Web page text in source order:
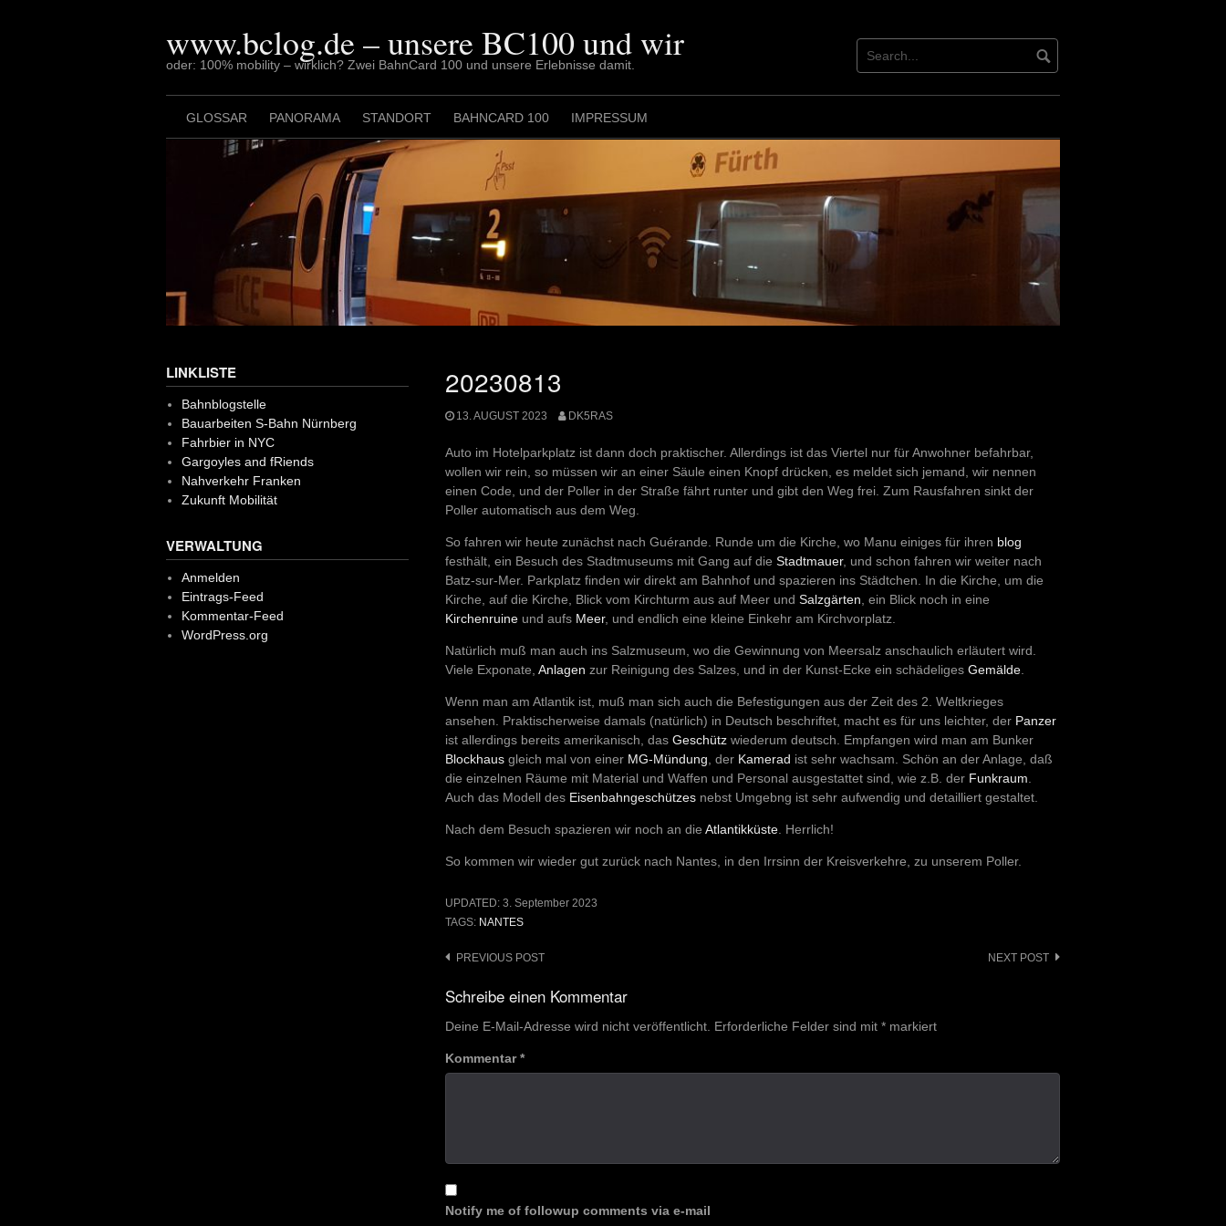
www.bclog.de – unsere BC100 und wir
oder: 100% mobility – wirklich? Zwei BahnCard 100 und unsere Erlebnisse damit.
GLOSSAR PANORAMA STANDORT BAHNCARD 100 IMPRESSUM
20230813
13. AUGUST 2023 DK5RAS
Auto im Hotelparkplatz ist dann doch praktischer. Allerdings ist das Viertel nur für Anwohner befahrbar,
wollen wir rein, so müssen wir an einer Säule einen Knopf drücken, es meldet sich jemand, wir nennen
einen Code, und der Poller in der Straße fährt runter und gibt den Weg frei. Zum Rausfahren sinkt der
Poller automatisch aus dem Weg.
So fahren wir heute zunächst nach Guérande. Runde um die Kirche, wo Manu einiges für ihren blog
festhält, ein Besuch des Stadtmuseums mit Gang auf die Stadtmauer, und schon fahren wir weiter nach
Batz-sur-Mer. Parkplatz finden wir direkt am Bahnhof und spazieren ins Städtchen. In die Kirche, um die
Kirche, auf die Kirche, Blick vom Kirchturm aus auf Meer und Salzgärten , ein Blick noch in eine
Kirchenruine und aufs Meer, und endlich eine kleine Einkehr am Kirchvorplatz.
Natürlich muß man auch ins Salzmuseum, wo die Gewinnung von Meersalz anschaulich erläutert wird.
Viele Exponate, Anlagen zur Reinigung des Salzes, und in der Kunst-Ecke ein schädeliges Gemälde
Wenn man am Atlantik ist, muß man sich auch die Befestigungen aus der Zeit des 2. Weltkrieges
ansehen. Praktischerweise damals (natürlich) in Deutsch beschriftet, macht es für uns leichter, der Panzer
ist allerdings bereits amerikanisch, das Geschütz wiederum deutsch. Empfangen wird man am Bunker
Blockhaus gleich mal von einer MG-Mündung , der Kamerad ist sehr wachsam. Schön an der Anlage, daß
die einzelnen Räume mit Material und Waffen und Personal ausgestattet sind, wie z.B. der Funkraum
Auch das Modell des Eisenbahngeschützes nebst Umgebng ist sehr aufwendig und detailliert gestaltet.
Nach dem Besuch spazieren wir noch an die Atlantikküste . Herrlich!
So kommen wir wieder gut zurück nach Nantes, in den Irrsinn der Kreisverkehre, zu unserem Poller.
UPDATED: 3. September 2023
TAGS: NANTES
Post
navigation
PREVIOUS POST NEXT POST
Schreibe einen Kommentar
Deine E-Mail-Adresse wird nicht veröffentlicht. Erforderliche Felder sind mit * markiert
Kommentar*
Notify me of followup comments via e-mail
LINKLISTE
Bahnblogstelle
Bauarbeiten S-Bahn Nürnberg
Fahrbier in NYC
Gargoyles and fRiends
Nahverkehr Franken
Zukunft Mobilität
VERWALTUNG
Anmelden
Eintrags-Feed
Kommentar-Feed
WordPress.org